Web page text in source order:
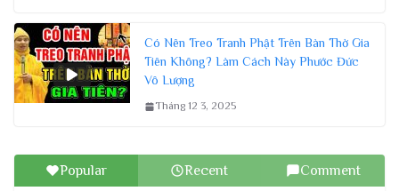
Có Nên Treo Tranh Phật Trên Bàn Thờ Gia
Tiên Không? Làm Cách Này Phước Đức
Vô Lượng
Tháng 12 3, 2025
Popular Recent Comment